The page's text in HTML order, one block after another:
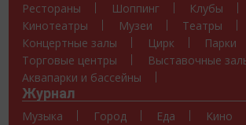
Рестораны Шоппинг
Клубы
Кинотеатры
Музеи
Театры
Концертные залы
Цирк
Парки
Торговые центры
Выставочные
Аквапарки и бассейны
Журнал
Музыка Город Еда
Кино